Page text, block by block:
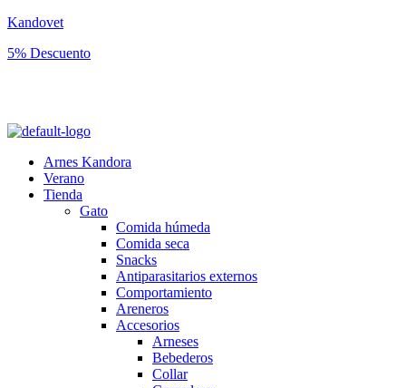
Kandovet
5% Descuento
Arnes Kandora
Verano
Tienda
Gato
Comida húmeda
Comida seca
Snacks
Antiparasitarios externos
Comportamiento
Areneros
Accesorios
Arneses
Bebederos
Collar